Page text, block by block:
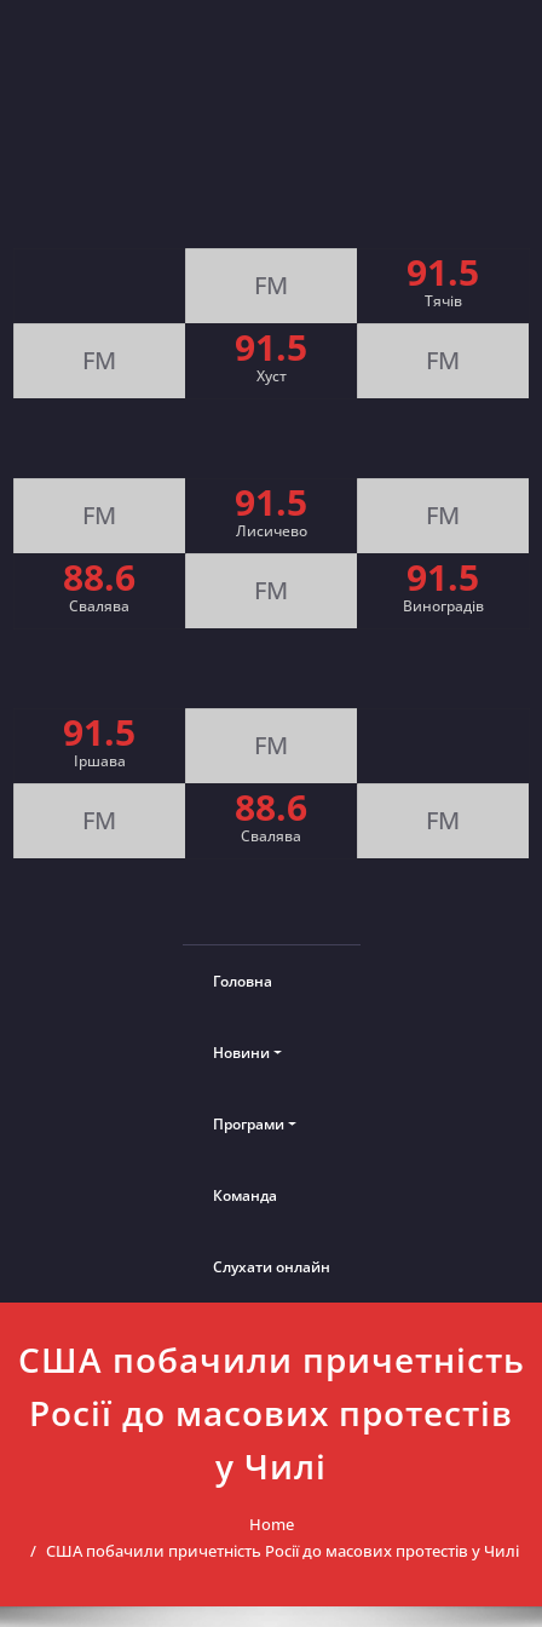
FM 91.5
Тячів
FM 91.5
Хуст FM
FM 91.5
Лисичево FM
88.6
Свалява FM 91.5
Виноградів
91.5
Іршава FM
FM 88.6
Cвалява FM
Головна
Новини
Програми
Команда
Слухати онлайн
США побачили причетність
Росії до масових протестів
у Чилі
Home
США побачили причетність Росії до масових протестів у Чилі